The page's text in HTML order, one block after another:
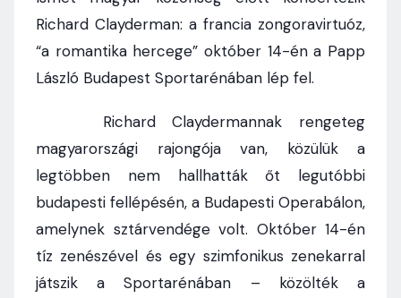
Richard Clayderman: a francia zongoravirtuóz,
“a romantika hercege” október 14-én a Papp
László Budapest Sportarénában lép fel.
Richard Claydermannak rengeteg
magyarországi rajongója van, közülük a
legtöbben nem hallhatták őt legutóbbi
budapesti fellépésén, a Budapesti Operabálon,
amelynek sztárvendége volt. Október 14-én
tíz zenészével és egy szimfonikus zenekarral
játszik a Sportarénában – közölték a